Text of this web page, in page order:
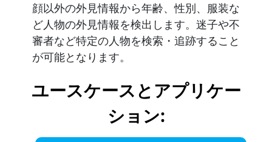
顔以外の外見情報から年齢、性別、服装な
ど人物の外見情報を検出します。迷子や不
審者など特定の人物を検索・追跡すること
が可能となります。
ユースケースとアプリケー
ション: